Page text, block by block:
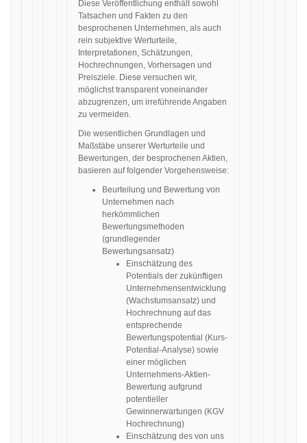
Diese Veröffentlichung enthält sowohl
Tatsachen und Fakten zu den
besprochenen Unternehmen, als auch
rein subjektive Werturteile,
Interpretationen, Schätzungen,
Hochrechnungen, Vorhersagen und
Preisziele. Diese versuchen wir,
möglichst transparent voneinander
abzugrenzen, um irreführende Angaben
zu vermeiden.
Die wesentlichen Grundlagen und
Maßstäbe unserer Werturteile und
Bewertungen, der besprochenen Aktien,
basieren auf folgender Vorgehensweise:
Beurteilung und Bewertung von
Unternehmen nach
herkömmlichen
Bewertungsmethoden
(grundlegender
Bewertungsansatz)
Einschätzung des
Potentials der zukünftigen
Unternehmensentwicklung
(Wachstumsansatz) und
Hochrechnung auf das
entsprechende
Bewertungspotential (Kurs-
Potential-Analyse) sowie
einer möglichen
Unternehmens-Aktien-
Bewertung aufgrund
potentieller
Gewinnerwartungen (KGV
Hochrechnung)
Einschätzung des von uns